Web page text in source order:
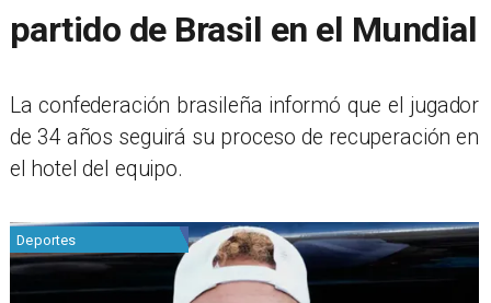
partido de Brasil en el Mundial
La confederación brasileña informó que el jugador
de 34 años seguirá su proceso de recuperación en
el hotel del equipo.
Deportes